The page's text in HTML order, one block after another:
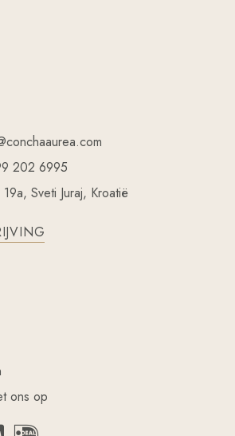
202 6995
Sveti Juraj, Kroatië
ons op